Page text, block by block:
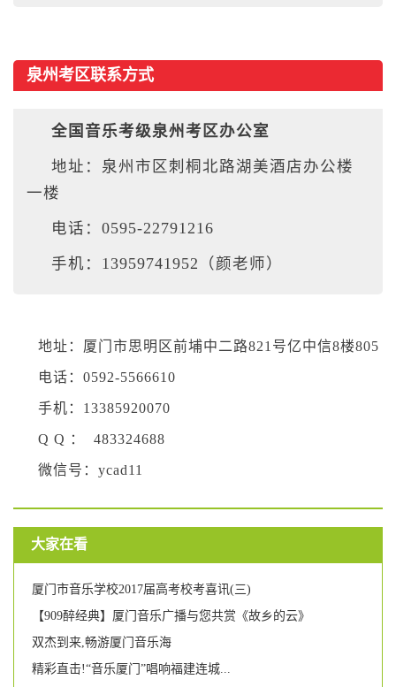
泉州考区联系方式
全国音乐考级泉州考区办公室
地址：泉州市区刺桐北路湖美酒店办公楼
一楼
电话：0595-22791216
手机：13959741952（颜老师）
地址：厦门市思明区前埔中二路821号亿中信8楼805
电话：0592-5566610
手机：13385920070
Q Q ： 483324688
微信号：ycad11
大家在看
厦门市音乐学校2017届高考校考喜讯(三)
【909醉经典】厦门音乐广播与您共赏《故乡的云》
双杰到来,畅游厦门音乐海
精彩直击!“音乐厦门”唱响福建连城...